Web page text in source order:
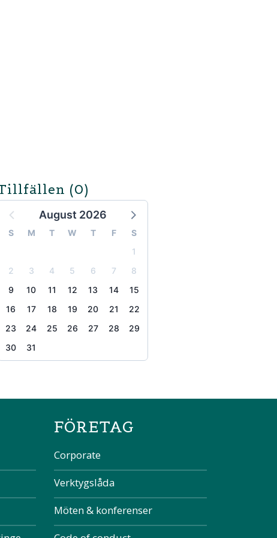
(0)
August 2026
S M T W T F
S
1
2
3 4 5 6 7
8
9
10 11 12 13 14
15
16
17 18 19 20 21
22
23
24 25 26 27 28
29
30
31
page
FÖRETAG
Corporate
Verktygslåda
Möten & konferenser